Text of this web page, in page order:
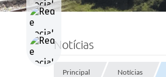
Notícias
Principal Notícias